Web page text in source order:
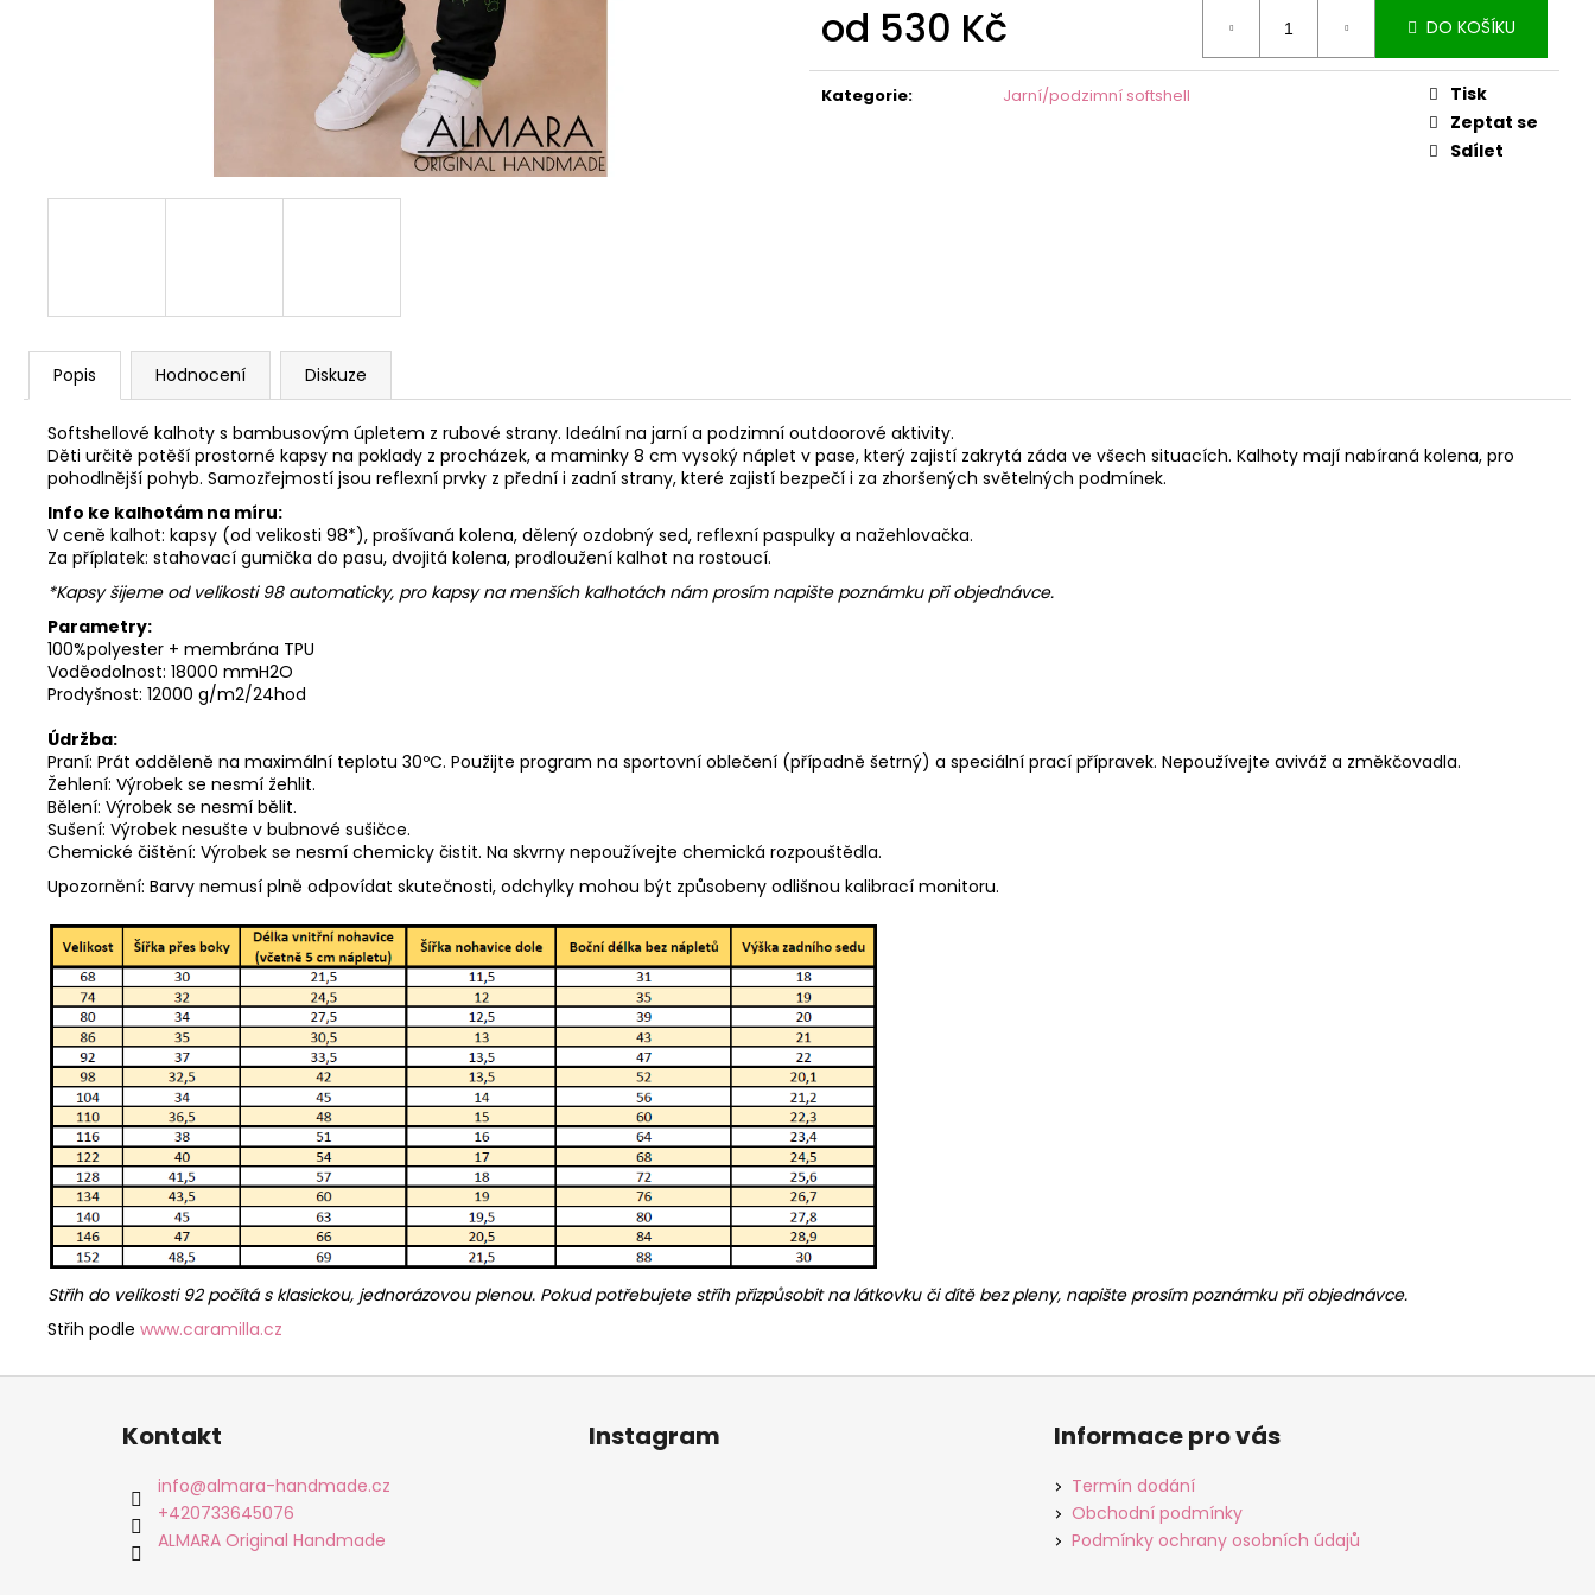
od 530 Kč
cena:
DO KOŠÍKU
Kategorie: Jarní/podzimní softshell
Tisk
Zeptat se
Sdílet
Popis Hodnocení Diskuze
Softshellové kalhoty s bambusovým úpletem z rubové strany. Ideální na jarní a podzimní outdoorové aktivity.
Děti určitě potěší prostorné kapsy na poklady z procházek, a maminky 8 cm vysoký náplet v pase, který zajistí zakrytá záda ve všech situacích. Kalhoty mají nabíraná kolena, pro
pohodlnější pohyb. Samozřejmostí jsou reflexní prvky z přední i zadní strany, které zajistí bezpečí i za zhoršených světelných podmínek.
Info ke kalhotám na míru:
V ceně kalhot: kapsy (od velikosti 98*), prošívaná kolena, dělený ozdobný sed, reflexní paspulky a nažehlovačka.
Za příplatek: stahovací gumička do pasu, dvojitá kolena, prodloužení kalhot na rostoucí.
*Kapsy šijeme od velikosti 98 automaticky, pro kapsy na menších kalhotách nám prosím napište poznámku při objednávce.
Parametry:
100%polyester + membrána TPU
Voděodolnost: 18000 mmH2O
Prodyšnost: 12000 g/m2/24hod
Údržba:
Praní: Prát odděleně na maximální teplotu 30ºC. Použijte program na sportovní oblečení (případně šetrný) a speciální prací přípravek. Nepoužívejte aviváž a změkčovadla.
Žehlení: Výrobek se nesmí žehlit.
Bělení: Výrobek se nesmí bělit.
Sušení: Výrobek nesušte v bubnové sušičce.
Chemické čištění: Výrobek se nesmí chemicky čistit. Na skvrny nepoužívejte chemická rozpouštědla.
Upozornění: Barvy nemusí plně odpovídat skutečnosti, odchylky mohou být způsobeny odlišnou kalibrací monitoru.
Střih do velikosti 92 počítá s klasickou, jednorázovou plenou. Pokud potřebujete střih přizpůsobit na látkovku či dítě bez pleny, napište prosím poznámku při objednávce.
Střih podle www.caramilla.cz
Kontakt
info@almara-handmade.cz
+420733645076
ALMARA Original Handmade
Instagram Informace pro vás
Termín dodání
Obchodní podmínky
Podmínky ochrany osobních údajů